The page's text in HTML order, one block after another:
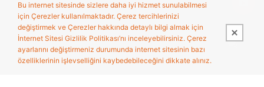
Bu internet sitesinde sizlere daha iyi hizmet sunulabilmesi
için Çerezler kullanılmaktadır. Çerez tercihlerinizi
değiştirmek ve Çerezler hakkında detaylı bilgi almak için
İnternet Sitesi Gizlilik Politikası’nı inceleyebilirsiniz. Çerez
ayarlarını değiştirmeniz durumunda internet sitesinin bazı
özelliklerinin işlevselliğini kaybedebileceğini dikkate alınız.